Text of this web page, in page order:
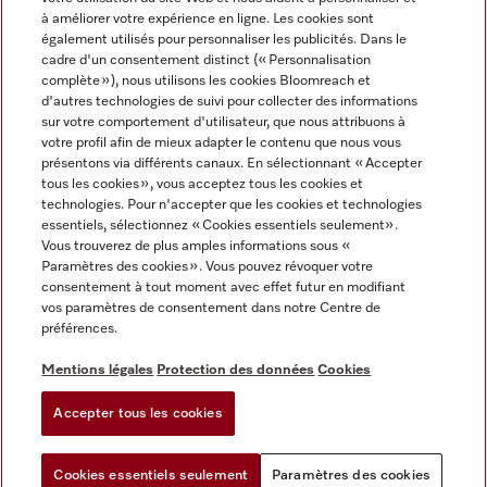
Mentions légales
CGV
Protection des données
Conditions d'utilisation
Déclaration d'accessibilité
Reglement sur les services numeriques
Paramètres des cookies
Miele sur Instagram
Miele sur Facebook
Miele sur Youtube
à améliorer votre expérience en ligne. Les cookies sont
également utilisés pour personnaliser les publicités. Dans le
cadre d'un consentement distinct (« Personnalisation
complète »), nous utilisons les cookies Bloomreach et
d'autres technologies de suivi pour collecter des informations
sur votre comportement d'utilisateur, que nous attribuons à
votre profil afin de mieux adapter le contenu que nous vous
présentons via différents canaux. En sélectionnant « Accepter
tous les cookies », vous acceptez tous les cookies et
technologies. Pour n'accepter que les cookies et technologies
essentiels, sélectionnez « Cookies essentiels seulement».
Vous trouverez de plus amples informations sous «
Paramètres des cookies ». Vous pouvez révoquer votre
consentement à tout moment avec effet futur en modifiant
vos paramètres de consentement dans notre Centre de
préférences.
Mentions légales Protection des données Cookies
Accepter tous les cookies
Cookies essentiels seulement Paramètres des cookies